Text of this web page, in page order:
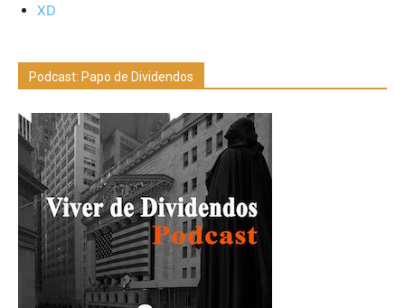
XD
Podcast: Papo de Dividendos